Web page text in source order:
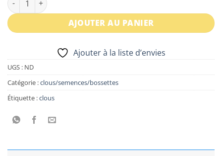
AJOUTER AU PANIER
Ajouter à la liste d’envies
UGS : ND
Catégorie :clous/semences/bossettes
Étiquette :clous